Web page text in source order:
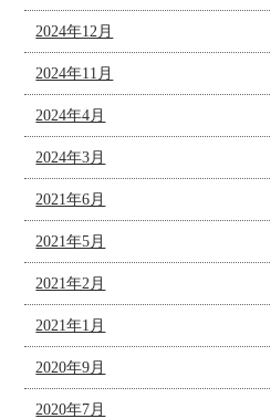
2024年12月
2024年11月
2024年4月
2024年3月
2021年6月
2021年5月
2021年2月
2021年1月
2020年9月
2020年7月